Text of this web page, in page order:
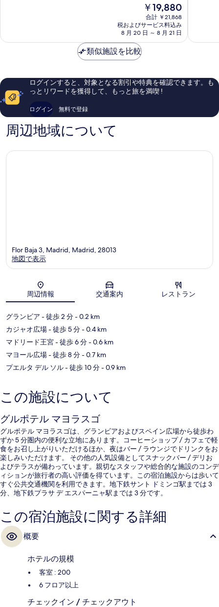
ド
ロ
良
ミ
件
件
コ
ミ
現
在
の
料
金
￥19,880
合計 ￥21,868
税およびサービス料込み
8 月 20 日 ～ 8 月 21 日
ド
セ
ン
素
い、
口
口
類似施設を比較
ログインすると、対象となる割引や特典を確認できます。も
っとリワードを獲得して、もっと旅を満喫 !
ログイン 無料で登録
周辺地域について
地図
Flor Baja 3, Madrid, Madrid, 28013
地図で表示
周辺情報 交通案内 レストラン
グランビア - 徒歩 2 分- 0.2 km
カジャオ広場- 徒歩 5 分- 0.4 km
マドリード王宮- 徒歩 6 分- 0.6 km
マヨール広場- 徒歩 8 分- 0.7 km
プエルタ デル ソル- 徒歩 10 分- 0.9 km
この施設について
グルポテル マヨラスゴ
グルポテル マヨラスゴは、グランビアおよびスペイン広場から徒歩わ
ずか 5 分圏内の便利な立地にあります。コーヒーショップ / カフェで軽
食をお召し上がりいただけるほか、夜はバー / ラウンジでドリンクをお
楽しみいただけます。 その他の人気設備としてスナックバー / デリお
よびテラスが備わっています。親切なスタッフや総合的な施設のコンデ
ィションが旅行者の高い評価を得ています。この宿泊施設からは歩いて
すぐ公共交通機関を利用できます。地下鉄サント ドミンゴ駅までは 3
分、地下鉄プラサ デ エスパーニャ駅までは 3 分です。
この宿泊施設に関する詳細
概要
ホテルの規模
客室 : 200
6 フロア以上
チェックイン / チェックアウト